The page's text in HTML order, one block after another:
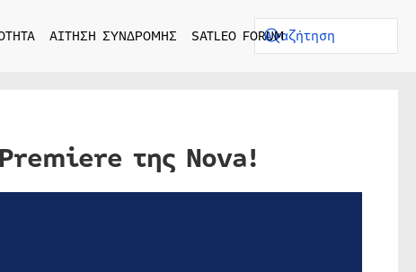
ΑΙΤΗΣΗ ΣΥΝΔΡΟΜΗΣ SATLEO FORUM
της Nova!